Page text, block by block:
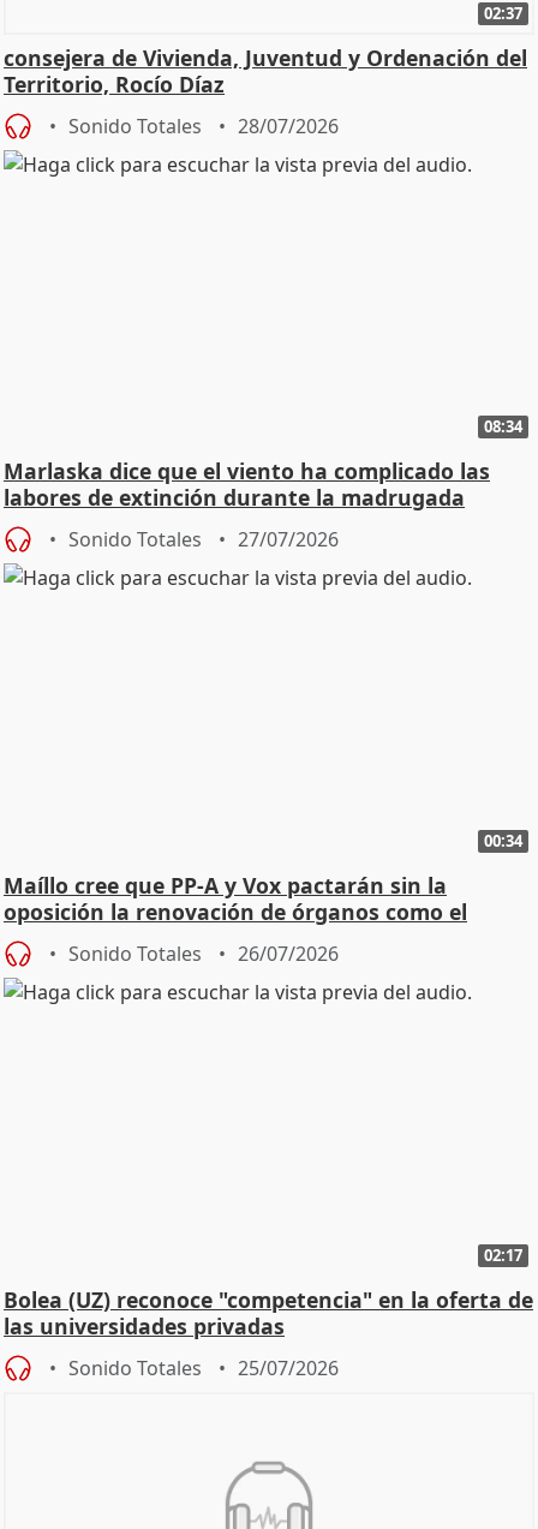
02:37
consejera de Vivienda, Juventud y Ordenación del
Territorio, Rocío Díaz
Sonido Totales 28/07/2026
08:34
Marlaska dice que el viento ha complicado las
labores de extinción durante la madrugada
Sonido Totales 27/07/2026
00:34
Maíllo cree que PP-A y Vox pactarán sin la
oposición la renovación de órganos como el
Defensor
Sonido Totales 26/07/2026
02:17
Bolea (UZ) reconoce "competencia" en la oferta de
las universidades privadas
Sonido Totales 25/07/2026